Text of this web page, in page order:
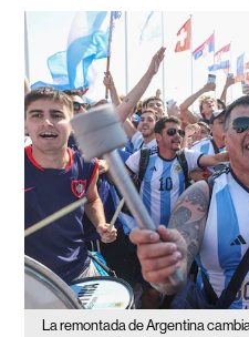
La remontada de Argentina